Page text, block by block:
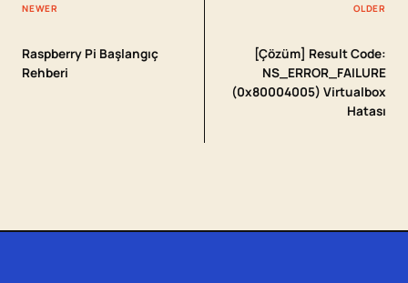
NEWER
Raspberry Pi Başlangıç
Rehberi
OLDER
[Çözüm] Result Code:
NS_ERROR_FAILURE
(0x80004005) Virtualbox
Hatası